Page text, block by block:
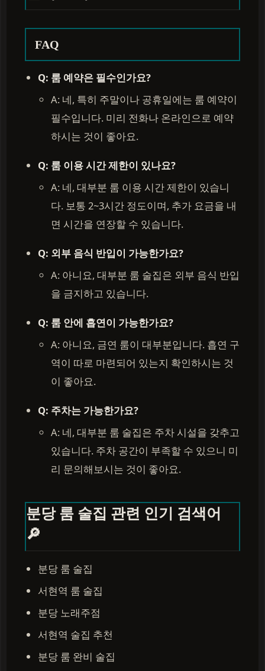
FAQ
Q: 룸 예약은 필수인가요?
A: 네, 특히 주말이나 공휴일에는 룸 예약이
필수입니다. 미리 전화나 온라인으로 예약
하시는 것이 좋아요.
Q: 룸 이용 시간 제한이 있나요?
A: 네, 대부분 룸 이용 시간 제한이 있습니
다. 보통 2~3시간 정도이며, 추가 요금을 내
면 시간을 연장할 수 있습니다.
Q: 외부 음식 반입이 가능한가요?
A: 아니요, 대부분 룸 술집은 외부 음식 반입
을 금지하고 있습니다.
Q: 룸 안에 흡연이 가능한가요?
A: 아니요, 금연 룸이 대부분입니다. 흡연 구
역이 따로 마련되어 있는지 확인하시는 것
이 좋아요.
Q: 주차는 가능한가요?
A: 네, 대부분 룸 술집은 주차 시설을 갖추고
있습니다. 주차 공간이 부족할 수 있으니 미
리 문의해보시는 것이 좋아요.
분당 룸 술집 관련 인기 검색어
🔎
분당 룸 술집
서현역 룸 술집
분당 노래주점
서현역 술집 추천
분당 룸 완비 술집